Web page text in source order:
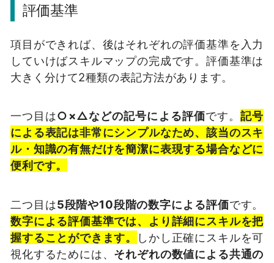
評価基準
項目ができれば、後はそれぞれの評価基準を入力
していけばスキルマップの完成です。評価基準は
大きく分けて2種類の表記方法があります。
一つ目は○×△などの記号による評価です。記号
による表記は非常にシンプルなため、該当のスキ
ル・知識の有無だけを簡潔に表現する場合などに
便利です。
二つ目は5段階や10段階の数字による評価です。
数字による評価基準では、より詳細にスキルを把
握することができます。
しかし正確にスキルを可
視化するためには、 それぞれの数値による共通の